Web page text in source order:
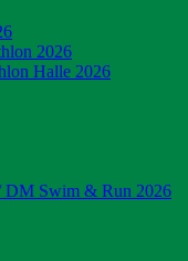
2026
Halle 2026
DM Swim & Run 2026